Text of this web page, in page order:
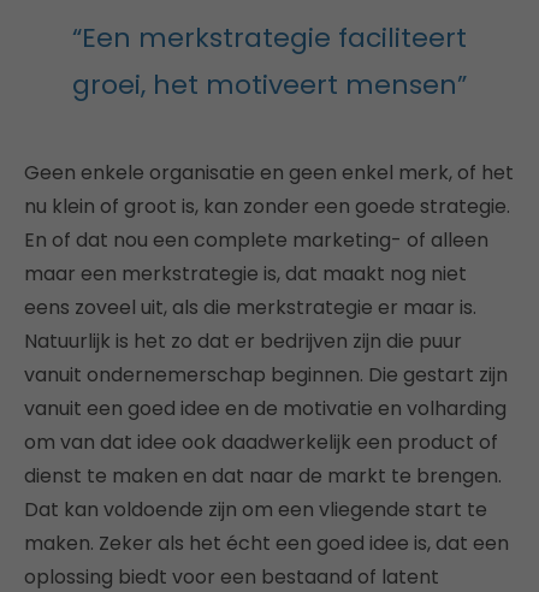
“Een merkstrategie faciliteert
groei, het motiveert mensen”
Geen enkele organisatie en geen enkel merk, of het
nu klein of groot is, kan zonder een goede strategie.
En of dat nou een complete marketing- of alleen
maar een merkstrategie is, dat maakt nog niet
eens zoveel uit, als die merkstrategie er maar is.
Natuurlijk is het zo dat er bedrijven zijn die puur
vanuit ondernemerschap beginnen. Die gestart zijn
vanuit een goed idee en de motivatie en volharding
om van dat idee ook daadwerkelijk een product of
dienst te maken en dat naar de markt te brengen.
Dat kan voldoende zijn om een vliegende start te
maken. Zeker als het écht een goed idee is, dat een
oplossing biedt voor een bestaand of latent